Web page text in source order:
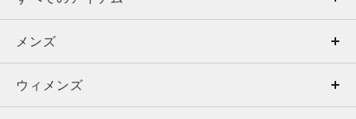
メンズ
ウィメンズ
メンズ
トップス
ウィメンズ